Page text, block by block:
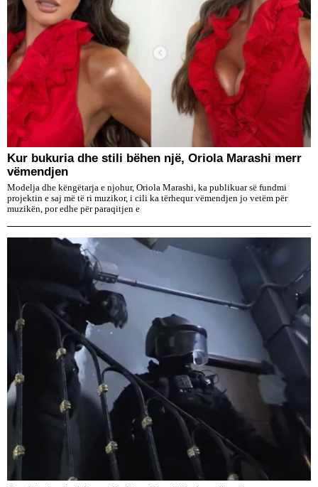
Kur bukuria dhe stili bëhen një, Oriola Marashi merr
vëmendjen
Modelja dhe këngëtarja e njohur, Oriola Marashi, ka publikuar së fundmi
projektin e saj më të ri muzikor, i cili ka tërhequr vëmendjen jo vetëm për
muzikën, por edhe për paraqitjen e